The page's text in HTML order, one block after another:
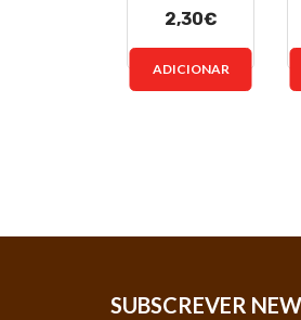
2,30€
ADICIONAR
SUBSCREVER